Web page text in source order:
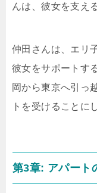
んは、彼女を支え
仲田さんは、エリ
彼女をサポートす
岡から東京へ引っ
トを受けることに
第3章: アパート